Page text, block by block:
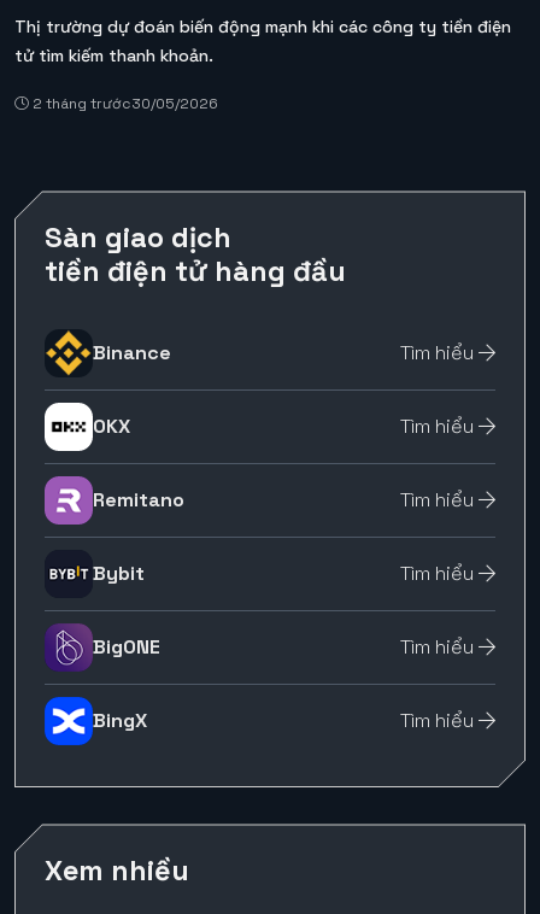
Thị trường dự đoán biến động mạnh khi các công ty tiền điện
tử tìm kiếm thanh khoản.
2 tháng trước30/05/2026
Sàn giao dịch
tiền điện tử hàng đầu
Binance Tìm hiểu
OKX Tìm hiểu
Remitano Tìm hiểu
Bybit Tìm hiểu
BigONE Tìm hiểu
BingX Tìm hiểu
Xem nhiều